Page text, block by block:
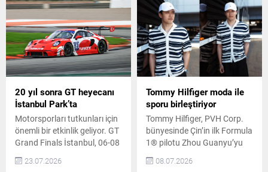
distribütörlerini Köln’de bir
araya getirdi. 80’i aşkın
ülkede 6 binden fazla satış
noktasıyla faaliyet gösteren
Lassa, etkinlikte küresel
büyüme vizyonunu paylaştı
ve tamamen yenilenen kış ile
dört mevsim ürün gamını
tanıttı. Lassa, Uluslararası
Distribütörleriyle...
geçirildi. Seri, havacılığın
farklı alanlarında iz bırakan
kadın profesyonelleri
kamuoyuyla buluşturuyor.
Türkiye’nin Sesten Hızlı Uçuş
Yapan İlk Kadın Pilotu:
Hürriyet Munanoğlu Serinin
beşinci bölümünde Emekli
Hava Pilot Yarbay Hürriyet
Munanoğlu’nun ilham veren
yaşam...
20 yıl sonra GT heyecanı
İstanbul Park’ta
Motorsporları tutkunları için
önemli bir etkinlik geliyor. GT
Grand Finals İstanbul, 06-08
Kasım 2026 tarihlerinde
TOSFED İstanbul Park’ta
23.07.2026
Tommy Hilfiger moda ile
sporu birleştiriyor
Tommy Hilfiger, PVH Corp.
bünyesinde Çin’in ilk Formula
1® pilotu Zhou Guanyu’yu
Global Marka Elçisi olarak
açıkladı. Zhou, kendine özgü
08.07.2026